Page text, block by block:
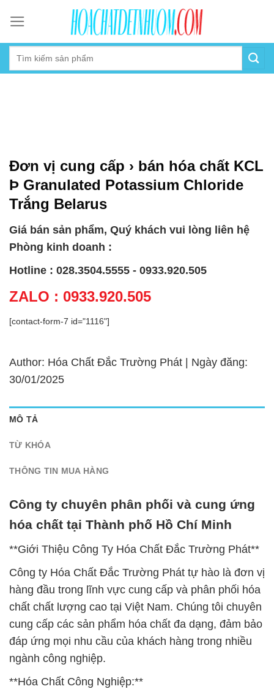
content
Đơn vị cung cấp › bán hóa chất KCL
Þ Granulated Potassium Chloride
Trắng Belarus
Giá bán sản phẩm, Quý khách vui lòng liên hệ
Phòng kinh doanh :
Hotline : 028.3504.5555 - 0933.920.505
ZALO : 0933.920.505
[contact-form-7 id="1116"]
Author: Hóa Chất Đắc Trường Phát | Ngày đăng:
30/01/2025
MÔ TẢ
TỪ KHÓA
THÔNG TIN MUA HÀNG
Công ty chuyên phân phối và cung ứng
hóa chất tại Thành phố Hồ Chí Minh
**Giới Thiệu Công Ty Hóa Chất Đắc Trường Phát**
Công ty Hóa Chất Đắc Trường Phát tự hào là đơn vị
hàng đầu trong lĩnh vực cung cấp và phân phối hóa
chất chất lượng cao tại Việt Nam. Chúng tôi chuyên
cung cấp các sản phẩm hóa chất đa dạng, đảm bảo
đáp ứng mọi nhu cầu của khách hàng trong nhiều
ngành công nghiệp.
**Hóa Chất Công Nghiệp:**